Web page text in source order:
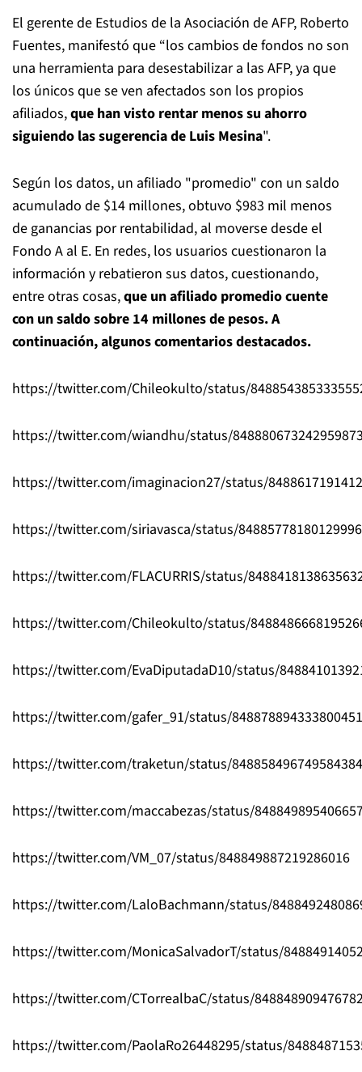
El gerente de Estudios de la Asociación de AFP, Roberto
Fuentes, manifestó que “los cambios de fondos no son
una herramienta para desestabilizar a las AFP, ya que
los únicos que se ven afectados son los propios
afiliados,que han visto rentar menos su ahorro
siguiendo las sugerencia de Luis Mesina".
Según los datos, un afiliado "promedio" con un saldo
acumulado de $14 millones, obtuvo $983 mil menos
de ganancias por rentabilidad, al moverse desde el
Fondo A al E. En redes, los usuarios cuestionaron la
información y rebatieron sus datos, cuestionando,
entre otras cosas,que un afiliado promedio cuente
con un saldo sobre 14 millones de pesos. A
continuación, algunos comentarios destacados.
https://twitter.com/Chileokulto/status/
https://twitter.com/wiandhu/status/
https://twitter.com/imaginacion27/status/
https://twitter.com/siriavasca/status/
https://twitter.com/FLACURRIS/status/
https://twitter.com/Chileokulto/status/
https://twitter.com/EvaDiputadaD10/status/
https://twitter.com/gafer_91/status/848878894333800451
https://twitter.com/traketun/status/848858496749584384
https://twitter.com/maccabezas/status/
https://twitter.com/VM_07/status/848849887219286016
https://twitter.com/LaloBachmann/status/
https://twitter.com/MonicaSalvadorT/status/
https://twitter.com/CTorrealbaC/status/
https://twitter.com/PaolaRo26448295/status/